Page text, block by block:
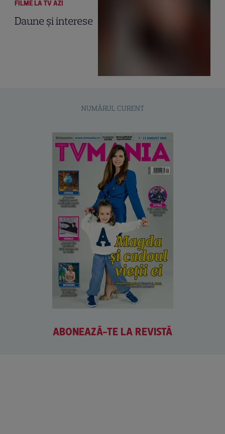
FILME LA TV AZI
Daune şi interese
NUMĂRUL CURENT
ABONEAZĂ-TE LA REVISTĂ